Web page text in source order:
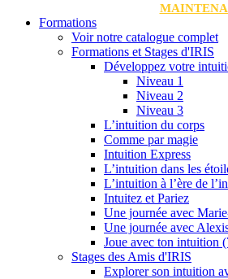
Formations
Voir notre catalogue complet
Formations et Stages d'IRIS
Développez votre
Niveau 1
Niveau 2
Niveau 3
L’intuition du corps
Comme par magie
Intuition Express
L’intuition dans les
L’intuition à l’ère de
Intuitez et Pariez
Une journée avec
Une journée avec
Joue avec ton intuition
Stages des Amis d'IRIS
Explorer son intuition